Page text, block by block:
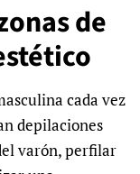
de
cada vez
depilaciones
varón, perfilar